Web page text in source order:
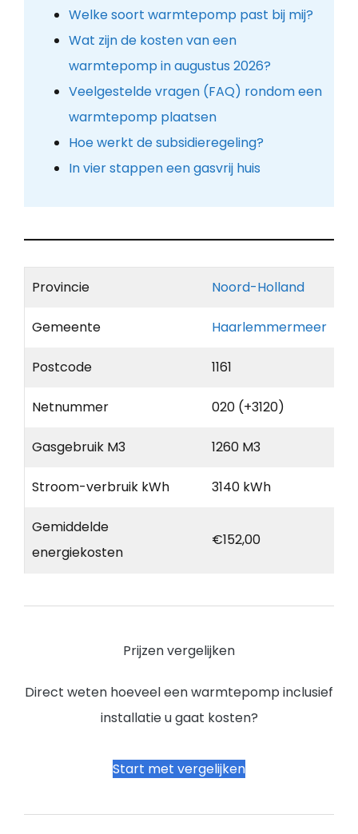
Welke soort warmtepomp past bij mij?
Wat zijn de kosten van een
warmtepomp in augustus 2026?
Veelgestelde vragen (FAQ) rondom een
warmtepomp plaatsen
Hoe werkt de subsidieregeling?
In vier stappen een gasvrij huis
Provincie Noord-Holland
Gemeente Haarlemmermeer
Postcode 1161
Netnummer 020 (+3120)
Gasgebruik M3 1260 M3
Stroom-verbruik kWh 3140 kWh
Gemiddelde
energiekosten
€152,00
Prijzen vergelijken
Direct weten hoeveel een warmtepomp inclusief
installatie u gaat kosten?
Start met vergelijken